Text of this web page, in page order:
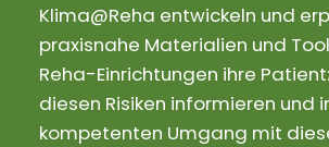
Klima@Reha entwickeln und
praxisnahe Materialien und
Reha-Einrichtungen ihre
diesen Risiken informieren und
kompetenten Umgang mit